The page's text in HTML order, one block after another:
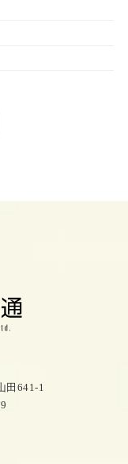
田641-1